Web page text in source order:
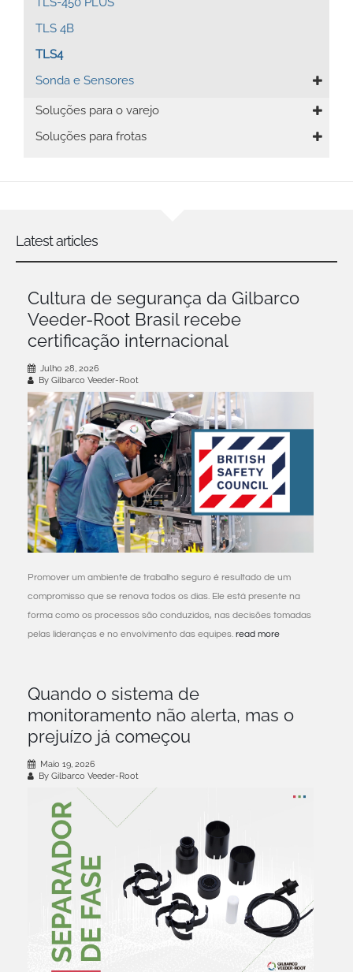
TLS 4B
TLS4
Sonda e Sensores
Soluções para o varejo
Soluções para frotas
Latest articles
Cultura de segurança da Gilbarco
Veeder-Root Brasil recebe
certificação internacional
Julho 28, 2026
By Gilbarco Veeder-Root
Promover um ambiente de trabalho seguro é resultado de um
compromisso que se renova todos os dias. Ele está presente na
forma como os processos são conduzidos, nas decisões tomadas
pelas lideranças e no envolvimento das equipes. read more
Quando o sistema de
monitoramento não alerta, mas o
prejuízo já começou
Maio 19, 2026
By Gilbarco Veeder-Root